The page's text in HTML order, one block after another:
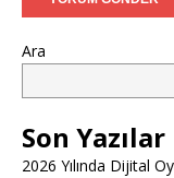
Ara
Son Yazılar
2026 Yılında Dijital